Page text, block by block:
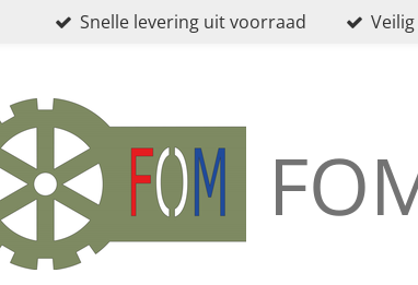
Snelle levering uit voorraad